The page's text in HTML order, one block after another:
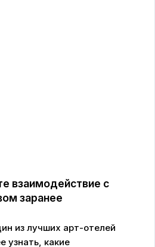
взаимодействие с
заранее
из лучших арт-отелей
узнать, какие